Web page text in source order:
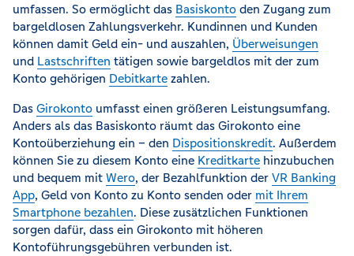
umfassen. So ermöglicht das Basiskonto den Zugang zum
bargeldlosen Zahlungsverkehr. Kundinnen und Kunden
können damit Geld ein- und auszahlen, Überweisungen
und Lastschriften tätigen sowie bargeldlos mit der zum
Konto gehörigen Debitkarte zahlen.
Das Girokonto umfasst einen größeren Leistungsumfang.
Anders als das Basiskonto räumt das Girokonto eine
Kontoüberziehung ein – den Dispositionskredit. Außerdem
können Sie zu diesem Konto eine Kreditkarte hinzubuchen
und bequem mit Wero, der Bezahlfunktion der VR Banking
App, Geld von Konto zu Konto senden oder mit Ihrem
Smartphone bezahlen. Diese zusätzlichen Funktionen
sorgen dafür, dass ein Girokonto mit höheren
Kontoführungsgebühren verbunden ist.